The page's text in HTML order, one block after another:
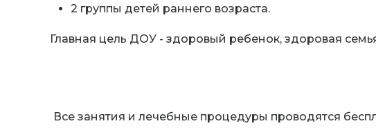
2 группы детей раннего возраста.
Главная цель ДОУ - здоровый ребенок, здоровая
Все занятия и лечебные процедуры проводятся